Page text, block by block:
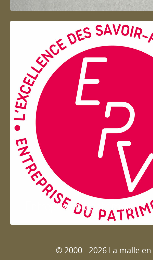
Entreprise du patrimoie
© 2000 - 2026 La malle